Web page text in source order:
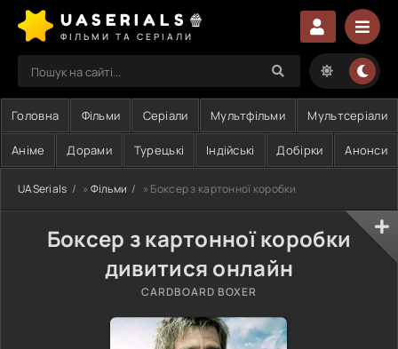
UASERIALS🍿
ФІЛЬМИ ТА СЕРІАЛИ
Головна Фільми Серіали Мультфільми Мультсеріали
Аніме Дорами Турецькі Індійські Добірки Анонси
UASerials » Фільми » Боксер з картонної коробки
Боксер з картонної коробки
дивитися онлайн
CARDBOARD BOXER